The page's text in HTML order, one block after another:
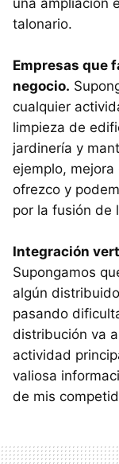
talonario.
Empresas que
negocio.
cualquier
limpieza de
jardinería y
ejemplo,
ofrezco y
por la fusión de
Integración
Supongamos
algún
pasando
distribución va
actividad
valiosa
de mis